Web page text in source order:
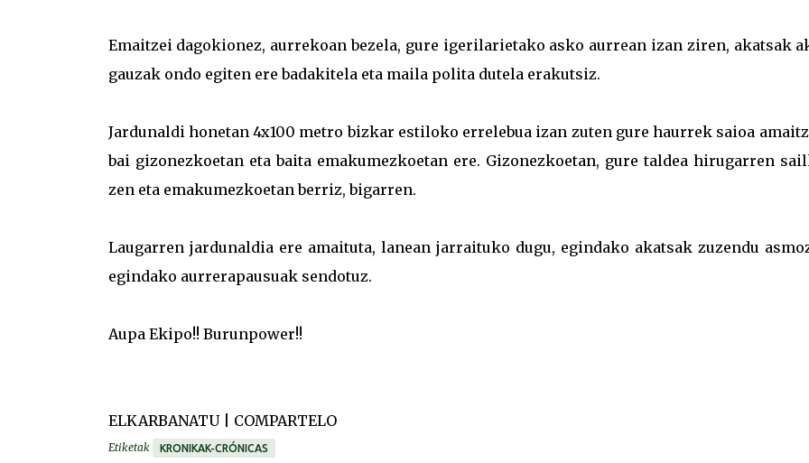
Emaitzei dagokionez, aurrekoan bezela, gure igerilarietako asko aurrean izan ziren, akatsak
gauzak ondo egiten ere badakitela eta maila polita dutela erakutsiz.
Jardunaldi honetan 4x100 metro bizkar estiloko errelebua izan zuten gure haurrek saioa
bai gizonezkoetan eta baita emakumezkoetan ere. Gizonezkoetan, gure taldea hirugarren
zen eta emakumezkoetan berriz, bigarren.
Laugarren jardunaldia ere amaituta, lanean jarraituko dugu, egindako akatsak zuzendu
egindako aurrerapausuak sendotuz.
Aupa Ekipo!! Burunpower!!
ELKARBANATU | COMPARTELO
Etiketak KRONIKAK-CRÓNICAS